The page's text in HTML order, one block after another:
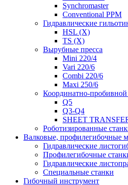
Synchromaster
Conventional PPM
Гидравлические
HSL (X)
TS (X)
Вырубные пресса
Mini 220/4
Vari 220/6
Combi 220/6
Maxi 250/6
Координатно-
Q5
Q3-Q4
SHEET
Роботизированные
Валковые, профилегибочные
Гидравлические
Профилегибочные
Гидравлические
Специальные станки
Гибочный инструмент